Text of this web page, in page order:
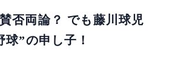
否両論？ でも藤川球児
球”の申し子！